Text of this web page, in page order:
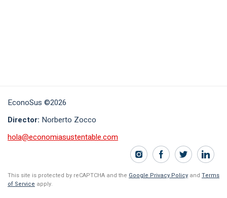
EconoSus ©2026
Director: Norberto Zocco
hola@economiasustentable.com
This site is protected by reCAPTCHA and the Google Privacy Policy and Terms
of Service apply.